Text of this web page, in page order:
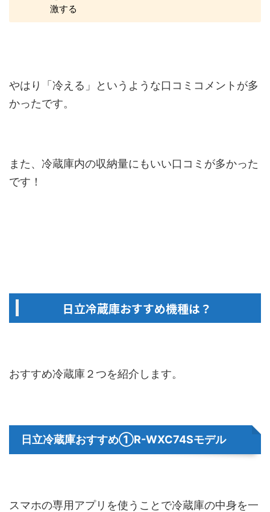
激する
やはり「冷える」というような口コミコメントが多
かったです。
また、冷蔵庫内の収納量にもいい口コミが多かった
です！
日立冷蔵庫おすすめ機種は？
おすすめ冷蔵庫２つを紹介します。
日立冷蔵庫おすすめ①R-WXC74Sモデル
スマホの専用アプリを使うことで冷蔵庫の中身を一